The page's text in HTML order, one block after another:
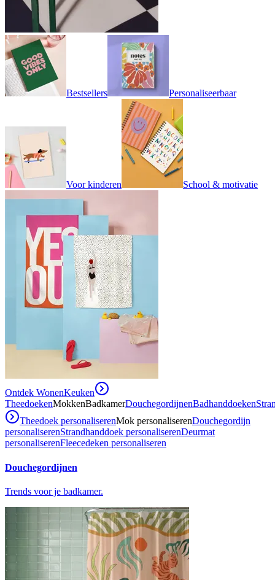
Bestsellers Personaliseerbaar
Voor kinderen School & motivatie
Ontdek WonenKeuken
TheedoekenMokkenBadkamerDouchegordijnenBadhanddoeken
Theedoek personaliserenMok personaliserenDouchegordijn
personaliserenStrandhanddoek personaliserenDeurmat
personaliserenFleecedeken personaliseren
Douchegordijnen
Trends voor je badkamer.